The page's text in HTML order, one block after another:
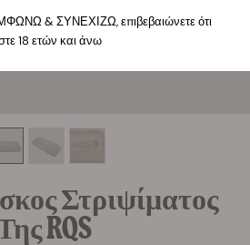
Στριψίματος
RQS
& ΣΥΝΕΧΙΖΩ, επιβεβαιώνετε ότι
18 ετών και άνω